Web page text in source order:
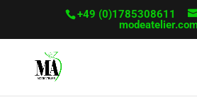
+49 (0)1785308611